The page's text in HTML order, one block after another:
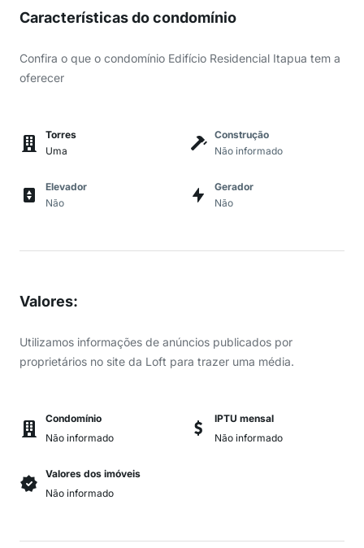
Características do condomínio
Confira o que o condomínio Edifício Residencial Itapua tem a
oferecer
Torres
Uma
Construção
Não informado
Elevador
Não
Gerador
Não
Valores:
Utilizamos informações de anúncios publicados por
proprietários no site da Loft para trazer uma média.
Condomínio
Não informado
IPTU mensal
Não informado
Valores dos imóveis
Não informado